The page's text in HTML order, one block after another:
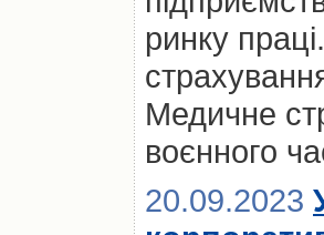
ринку
Медичне
воєнного
20.09.2023